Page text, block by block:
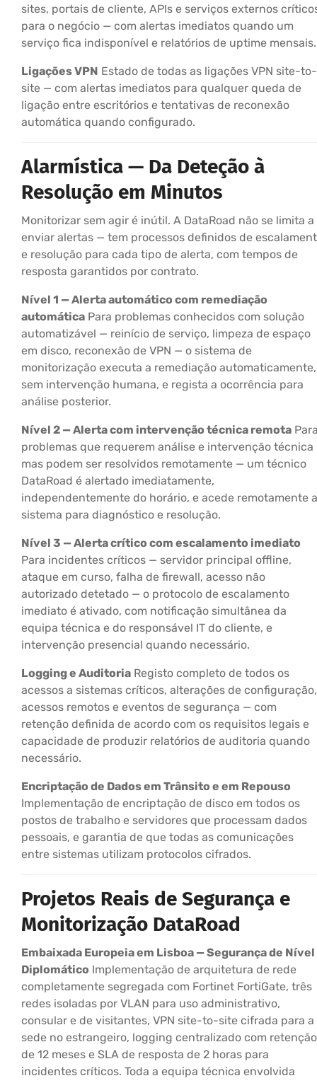
sites, portais de cliente, APIs e serviços externos
para o negócio — com alertas imediatos quando um
serviço fica indisponível e relatórios de uptime mensais.
Ligações VPN Estado de todas as ligações VPN site-to-
site — com alertas imediatos para qualquer queda de
ligação entre escritórios e tentativas de reconexão
automática quando configurado.
Alarmística — Da Deteção à
Resolução em Minutos
Monitorizar sem agir é inútil. A DataRoad não se limita a
enviar alertas — tem processos definidos de
e resolução para cada tipo de alerta, com tempos de
resposta garantidos por contrato.
Nível 1 — Alerta automático com remediação
automática Para problemas conhecidos com solução
automatizável — reinício de serviço, limpeza de espaço
em disco, reconexão de VPN — o sistema de
monitorização executa a remediação automaticamente,
sem intervenção humana, e regista a ocorrência para
análise posterior.
Nível 2 — Alerta com intervenção técnica remota
problemas que requerem análise e intervenção técnica
mas podem ser resolvidos remotamente — um técnico
DataRoad é alertado imediatamente,
independentemente do horário, e acede remotamente
sistema para diagnóstico e resolução.
Nível 3 — Alerta crítico com escalamento imediato
Para incidentes críticos — servidor principal offline,
ataque em curso, falha de firewall, acesso não
autorizado detetado — o protocolo de escalamento
imediato é ativado, com notificação simultânea da
equipa técnica e do responsável IT do cliente, e
intervenção presencial quando necessário.
Logging e Auditoria Registo completo de todos os
acessos a sistemas críticos, alterações de configuração,
acessos remotos e eventos de segurança — com
retenção definida de acordo com os requisitos legais e
capacidade de produzir relatórios de auditoria quando
necessário.
Encriptação de Dados em Trânsito e em Repouso
Implementação de encriptação de disco em todos os
postos de trabalho e servidores que processam dados
pessoais, e garantia de que todas as comunicações
entre sistemas utilizam protocolos cifrados.
Projetos Reais de Segurança e
Monitorização DataRoad
Embaixada Europeia em Lisboa — Segurança de Nível
Diplomático Implementação de arquitetura de rede
completamente segregada com Fortinet FortiGate, três
redes isoladas por VLAN para uso administrativo,
consular e de visitantes, VPN site-to-site cifrada para a
sede no estrangeiro, logging centralizado com retenção
de 12 meses e SLA de resposta de 2 horas para
incidentes críticos. Toda a equipa técnica envolvida